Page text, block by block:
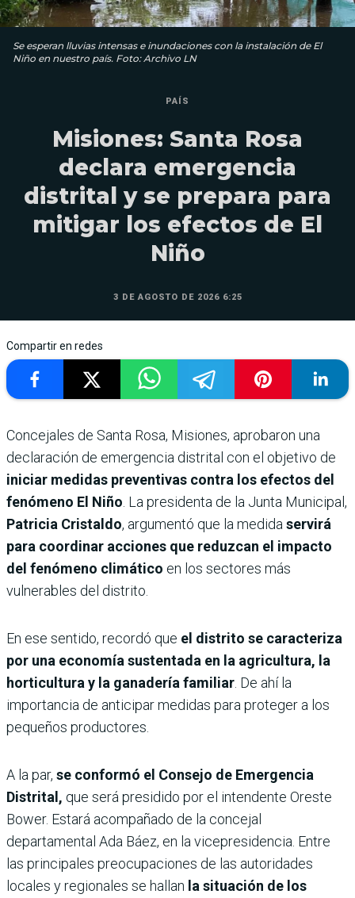
Se esperan lluvias intensas e inundaciones con la instalación de El
Niño en nuestro país. Foto: Archivo LN
PAÍS
Misiones: Santa Rosa
declara emergencia
distrital y se prepara para
mitigar los efectos de El
Niño
3 DE AGOSTO DE 2026 6:25
Compartir en redes
Concejales de Santa Rosa, Misiones, aprobaron una
declaración de emergencia distrital con el objetivo de
iniciar medidas preventivas contra los efectos del
fenómeno El Niño . La presidenta de la Junta Municipal,
Patricia Cristaldo, argumentó que la medida servirá
para coordinar acciones que reduzcan el impacto
del fenómeno climático en los sectores más
vulnerables del distrito.
En ese sentido, recordó que el distrito se caracteriza
por una economía sustentada en la agricultura, la
horticultura y la ganadería familiar . De ahí la
importancia de anticipar medidas para proteger a los
pequeños productores.
A la par, se conformó el Consejo de Emergencia
Distrital, que será presidido por el intendente Oreste
Bower. Estará acompañado de la concejal
departamental Ada Báez, en la vicepresidencia. Entre
las principales preocupaciones de las autoridades
locales y regionales se hallan la situación de los